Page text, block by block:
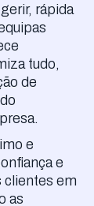
rápida
tudo,
de
e
e
clientes em
as